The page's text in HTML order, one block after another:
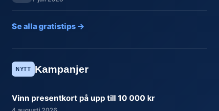
Se alla gratistips →
NYTT Kampanjer
Vinn presentkort på upp till 10 000 kr